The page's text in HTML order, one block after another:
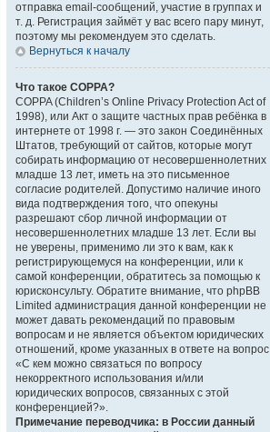
отправка email-сообщений, участие в группах и
т. д. Регистрация займёт у вас всего пару минут,
поэтому мы рекомендуем это сделать.
Вернуться к началу
Что такое COPPA?
COPPA (Children’s Online Privacy Protection Act of
1998), или Акт о защите частных прав ребёнка в
интернете от 1998 г. — это закон Соединённых
Штатов, требующий от сайтов, которые могут
собирать информацию от несовершеннолетних
младше 13 лет, иметь на это письменное
согласие родителей. Допустимо наличие иного
вида подтверждения того, что опекуны
разрешают сбор личной информации от
несовершеннолетних младше 13 лет. Если вы
не уверены, применимо ли это к вам, как к
регистрирующемуся на конференции, или к
самой конференции, обратитесь за помощью к
юрисконсульту. Обратите внимание, что phpBB
Limited администрация данной конференции не
может давать рекомендаций по правовым
вопросам и не является объектом юридических
отношений, кроме указанных в ответе на вопрос
«С кем можно связаться по вопросу
некорректного использования и/или
юридических вопросов, связанных с этой
конференцией?».
Примечание переводчика: в России данный